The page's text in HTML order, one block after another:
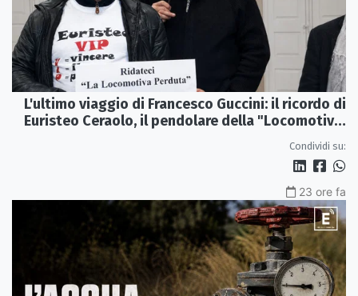
L'ultimo viaggio di Francesco Guccini: il ricordo di
Euristeo Ceraolo, il pendolare della "Locomotiva
Condividi su:
23 ore fa